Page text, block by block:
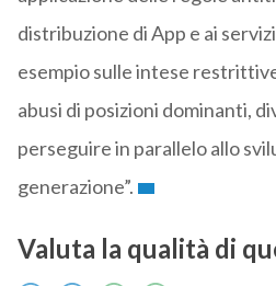
distribuzione di App e ai
esempio sulle intese
abusi di posizioni dominanti,
perseguire in parallelo allo
generazione”.
Valuta la qualità di